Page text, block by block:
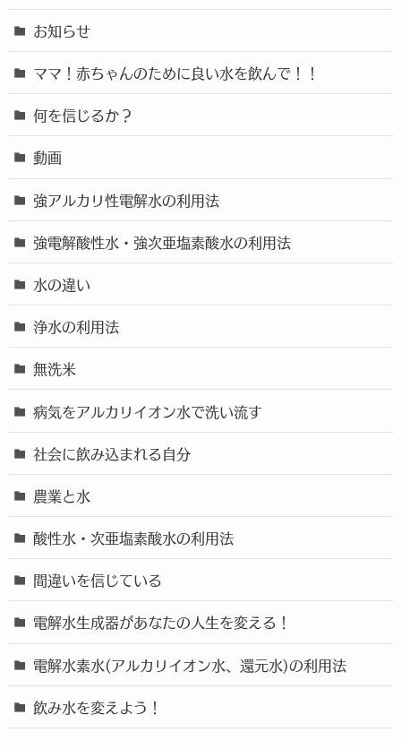
お知らせ
ママ！赤ちゃんのために良い水を飲んで！！
何を信じるか？
動画
強アルカリ性電解水の利用法
強電解酸性水・強次亜塩素酸水の利用法
水の違い
浄水の利用法
無洗米
病気をアルカリイオン水で洗い流す
社会に飲み込まれる自分
農業と水
酸性水・次亜塩素酸水の利用法
間違いを信じている
電解水生成器があなたの人生を変える！
電解水素水(アルカリイオン水、還元水)の利用法
飲み水を変えよう！